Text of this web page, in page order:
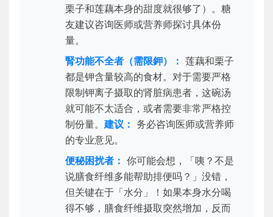
栗子和莲藕本身的甜度就很够了）。糖
友建议咨询医师或营养师探讨具体份
量。
腎功能不全者（需限鉀）： 莲藕和栗子
都是钾含量较高的食材。对于需要严格
限制钾离子摄取的肾脏病患者，这碗汤
就可能不太适合，或者需要非常严格控
制份量。 建议： 务必咨询医师或营养师
的专业意见。
便秘困扰者： 你可能会想，「咦？不是
说膳食纤维多能帮助排便吗？」没错，
但关键在于「水分」！如果本身水分喝
得不够，膳食纤维摄取突然增加，反而